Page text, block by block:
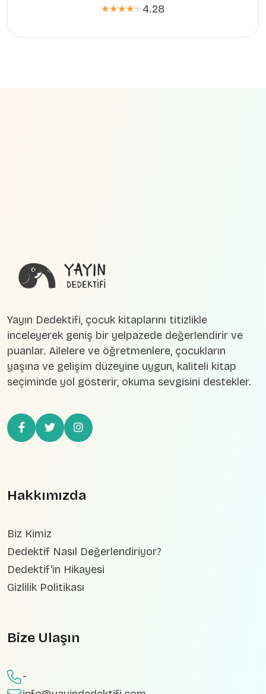
★★★★★
★★★★★4.28
Yayın Dedektifi, çocuk kitaplarını titizlikle
inceleyerek geniş bir yelpazede değerlendirir ve
puanlar. Ailelere ve öğretmenlere, çocukların
yaşına ve gelişim düzeyine uygun, kaliteli kitap
seçiminde yol gösterir, okuma sevgisini destekler.
Hakkımızda
Biz Kimiz
Dedektif Nasıl Değerlendiriyor?
Dedektif'in Hikayesi
Gizlilik Politikası
Bize Ulaşın
-